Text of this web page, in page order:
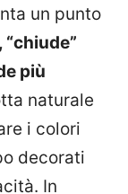
un punto
più
naturale
i colori
decorati
In